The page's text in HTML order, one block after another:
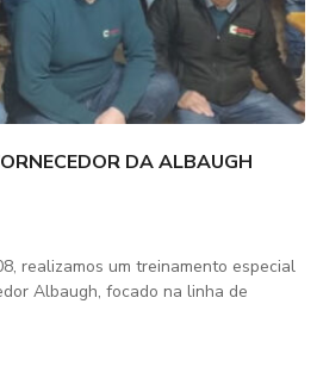
DA ALBAUGH
realizamos um treinamento especial
Albaugh, focado na linha de